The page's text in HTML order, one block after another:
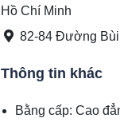
Hồ Chí Minh
82-84 Đường Bùi
Thông tin khác
Bằng cấp: Cao